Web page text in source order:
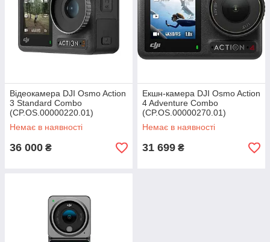
Відеокамера DJI Osmo Action
3 Standard Combo
(CP.OS.00000220.01)
Немає в наявності
36 000 ₴
Екшн-камера DJI Osmo Action
4 Adventure Combo
(CP.OS.00000270.01)
Немає в наявності
31 699 ₴